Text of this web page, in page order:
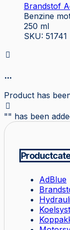
Brandstof
Benzine
250 ml
SKU: 51741
...
Product has
"" has been
AdBlue